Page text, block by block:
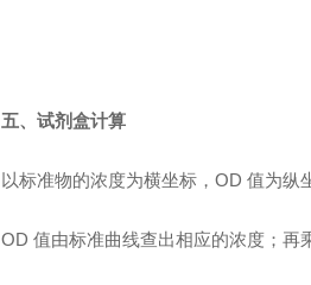
五、试剂盒计算
以标准物的浓度为横坐标，OD 值为
OD 值由标准曲线查出相应的浓度；再